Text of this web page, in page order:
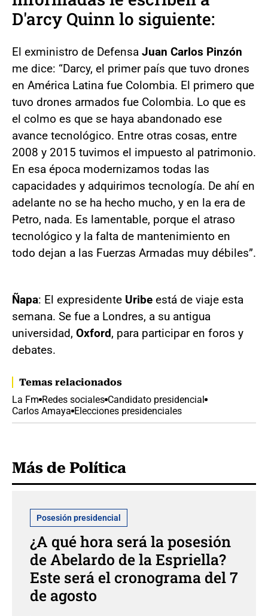
D'arcy Quinn lo siguiente:
El exministro de Defensa Juan Carlos Pinzón
me dice: “Darcy, el primer país que tuvo drones
en América Latina fue Colombia. El primero que
tuvo drones armados fue Colombia. Lo que es
el colmo es que se haya abandonado ese
avance tecnológico. Entre otras cosas, entre
2008 y 2015 tuvimos el impuesto al patrimonio.
En esa época modernizamos todas las
capacidades y adquirimos tecnología. De ahí en
adelante no se ha hecho mucho, y en la era de
Petro, nada. Es lamentable, porque el atraso
tecnológico y la falta de mantenimiento en
todo dejan a las Fuerzas Armadas muy débiles”.
Ñapa: El expresidente Uribe está de viaje esta
semana. Se fue a Londres, a su antigua
universidad, Oxford, para participar en foros y
debates.
Temas relacionados
La Fm Redes sociales Candidato presidencial
Carlos Amaya Elecciones presidenciales
Más de Política
Posesión presidencial
¿A qué hora será la posesión
de Abelardo de la Espriella?
Este será el cronograma del 7
de agosto